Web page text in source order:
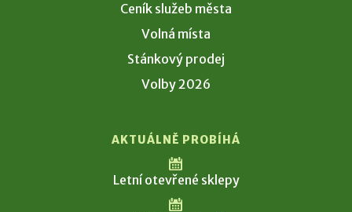
Ceník služeb města
Volná místa
Stánkový prodej
Volby 2026
AKTUÁLNĚ PROBÍHÁ
Letní otevřené sklepy